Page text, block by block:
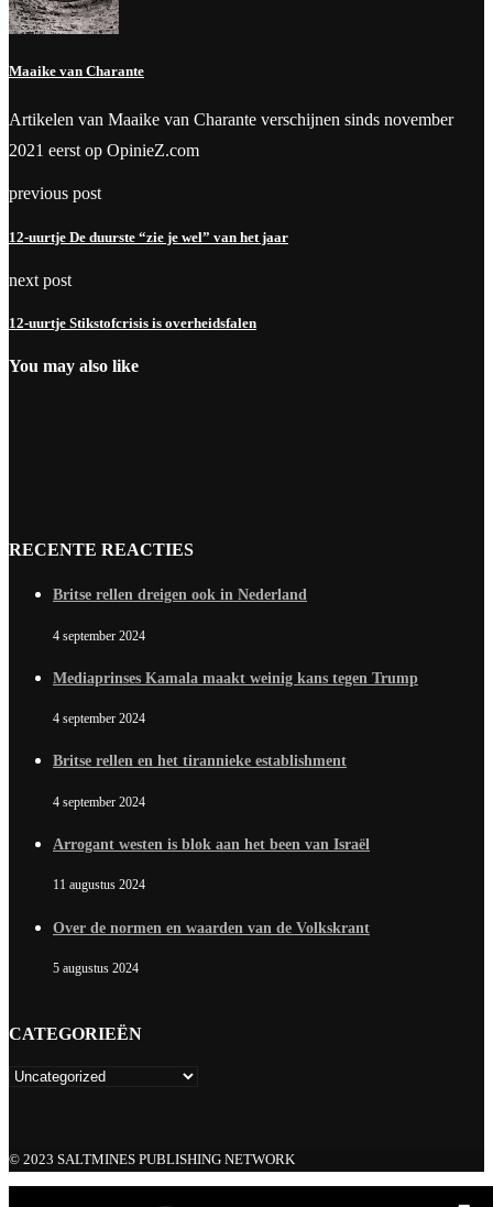
Maaike van Charante
Artikelen van Maaike van Charante verschijnen sinds november
2021 eerst op OpinieZ.com
previous post
12-uurtje De duurste “zie je wel” van het jaar
next post
12-uurtje Stikstofcrisis is overheidsfalen
You may also like
RECENTE REACTIES
Britse rellen dreigen ook in Nederland
4 september 2024
Mediaprinses Kamala maakt weinig kans tegen Trump
4 september 2024
Britse rellen en het tirannieke establishment
4 september 2024
Arrogant westen is blok aan het been van Israël
11 augustus 2024
Over de normen en waarden van de Volkskrant
5 augustus 2024
CATEGORIEËN
© 2023 SALTMINES PUBLISHING NETWORK